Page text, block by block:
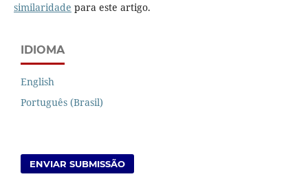
similaridade para este artigo.
IDIOMA
English
Português (Brasil)
ENVIAR SUBMISSÃO